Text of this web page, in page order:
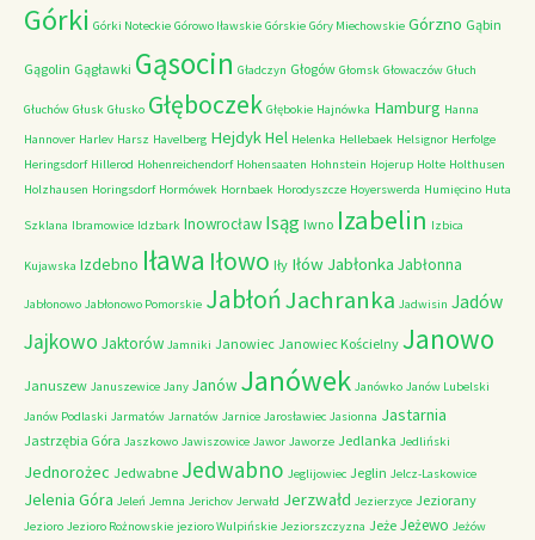
Górki Górki Noteckie Górowo Iławskie Górskie Góry Miechowskie Górzno Gąbin
Gągolin Gągławki Gąsocin Gładczyn Głogów Głomsk Głowaczów Głuch
Głuchów Głusk Głusko Głęboczek Głębokie Hajnówka Hamburg Hanna
Hannover Harlev Harsz Havelberg HejdykHel Helenka Hellebaek Helsignor Herfolge
Heringsdorf Hillerod Hohenreichendorf Hohensaaten Hohnstein Hojerup Holte Holthusen
Holzhausen Horingsdorf Hormówek Hornbaek Horodyszcze Hoyerswerda Humięcino Huta
Szklana Ibramowice Idzbark Inowrocław Isąg Iwno Izabelin Izbica
Kujawska Izdebno Iława Iłowo Iły Iłów Jabłonka Jabłonna
Jabłonowo Jabłonowo Pomorskie JabłońJachranka Jadwisin Jadów
Jajkowo Jaktorów Jamniki Janowiec Janowiec Kościelny Janowo
Januszew Januszewice Jany Janów Janówek Janówko Janów Lubelski
Janów Podlaski Jarmatów Jarnatów Jarnice Jarosławiec Jasionna Jastarnia
Jastrzębia Góra Jaszkowo Jawiszowice Jawor Jaworze Jedlanka Jedliński
Jednorożec Jedwabne Jedwabno Jeglijowiec Jeglin Jelcz-Laskowice
Jelenia Góra Jeleń Jemna Jerichov Jerwałd Jerzwałd Jezierzyce Jeziorany
Jezioro Jezioro Rożnowskie jezioro Wulpińskie Jeziorszczyzna Jeże Jeżewo Jeżów